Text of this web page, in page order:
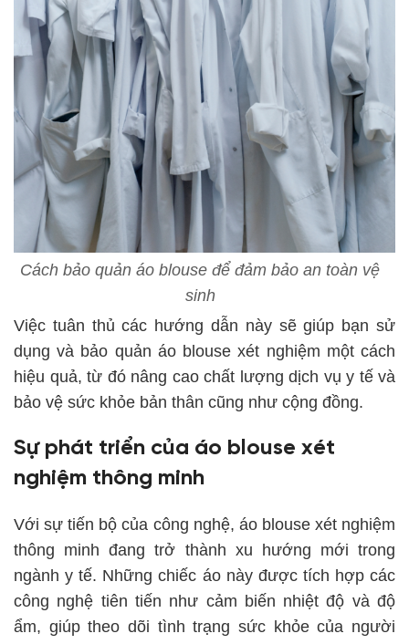
Cách bảo quản áo blouse để đảm bảo an toàn vệ
sinh
Việc tuân thủ các hướng dẫn này sẽ giúp bạn sử
dụng và bảo quản áo blouse xét nghiệm một cách
hiệu quả, từ đó nâng cao chất lượng dịch vụ y tế và
bảo vệ sức khỏe bản thân cũng như cộng đồng.
Sự phát triển của áo blouse xét
nghiệm thông minh
Với sự tiến bộ của công nghệ, áo blouse xét nghiệm
thông minh đang trở thành xu hướng mới trong
ngành y tế. Những chiếc áo này được tích hợp các
công nghệ tiên tiến như cảm biến nhiệt độ và độ
ẩm, giúp theo dõi tình trạng sức khỏe của người